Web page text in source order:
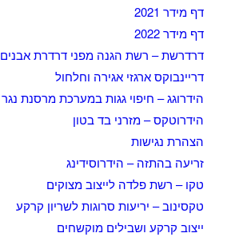
דף מידר 2021
דף מידר 2022
דרדרשת – רשת הגנה מפני דרדרת אבנים
דריינבוקס ארגזי אגירה וחלחול
הידרוגג – חיפוי גגות במערכת מרסנת נגר
הידרוטקס – מזרני בד בטון
הצהרת נגישות
זריעה בהתזה – הידרוסידינג
טקו – רשת פלדה לייצוב מצוקים
טקסינוב – יריעות סרוגות לשריון קרקע
ייצוב קרקע ושבילים מוקשחים